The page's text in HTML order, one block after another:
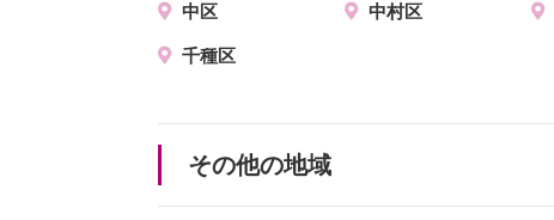
中区 中村区
千種区
その他の地域